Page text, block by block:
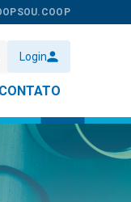
SOU.COOP
Login
CONTATO